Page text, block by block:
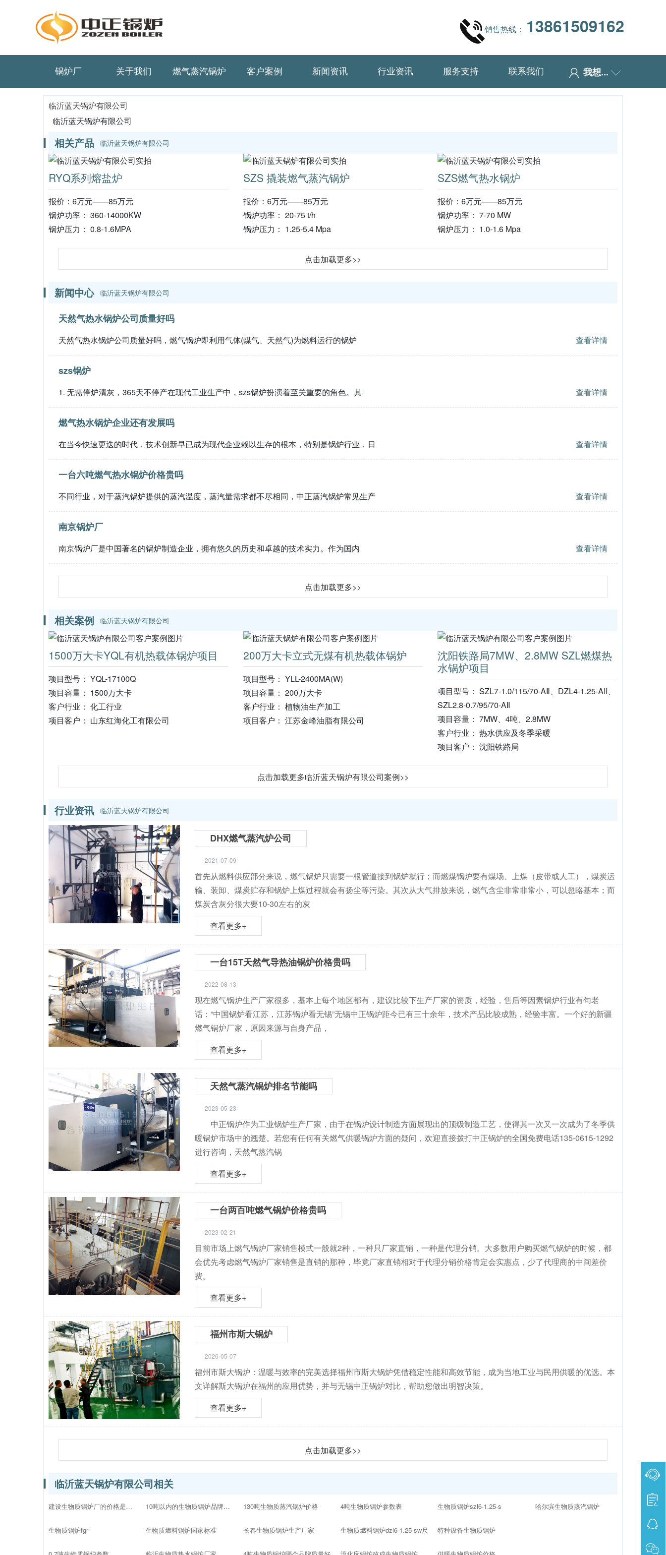
销售热线： 13861509162
锅炉厂 关于我们 燃气蒸汽锅炉 客户案例 新闻资讯 行业资讯 服务支持 联系我们 我想...
临沂蓝天锅炉有限公司
临沂蓝天锅炉有限公司
相关产品 临沂蓝天锅炉有限公司
RYQ系列熔盐炉
报价：6万元——85万元
锅炉功率： 360-14000KW
锅炉压力： 0.8-1.6MPA
SZS 撬装燃气蒸汽锅炉
报价：6万元——85万元
锅炉功率： 20-75 t/h
锅炉压力： 1.25-5.4 Mpa
SZS燃气热水锅炉
报价：6万元——85万元
锅炉功率： 7-70 MW
锅炉压力： 1.0-1.6 Mpa
点击加载更多>>
新闻中心 临沂蓝天锅炉有限公司
天然气热水锅炉公司质量好吗
天然气热水锅炉公司质量好吗，燃气锅炉即利用气体(煤气、天然气)为燃料运行的锅炉 查看详情
szs锅炉
1. 无需停炉清灰，365天不停产在现代工业生产中，szs锅炉扮演着至关重要的角色。其 查看详情
燃气热水锅炉企业还有发展吗
在当今快速更迭的时代，技术创新早已成为现代企业赖以生存的根本，特别是锅炉行业，日 查看详情
一台六吨燃气热水锅炉价格贵吗
不同行业，对于蒸汽锅炉提供的蒸汽温度，蒸汽量需求都不尽相同，中正蒸汽锅炉常见生产 查看详情
南京锅炉厂
南京锅炉厂是中国著名的锅炉制造企业，拥有悠久的历史和卓越的技术实力。作为国内 查看详情
点击加载更多>>
相关案例 临沂蓝天锅炉有限公司
1500万大卡YQL有机热载体锅炉项目
项目型号： YQL-17100Q
项目容量： 1500万大卡
客户行业： 化工行业
项目客户： 山东红海化工有限公司
200万大卡立式无煤有机热载体锅炉
项目型号： YLL-2400MA(W)
项目容量： 200万大卡
客户行业： 植物油生产加工
项目客户： 江苏金峰油脂有限公司
沈阳铁路局7MW、2.8MW SZL燃煤热
水锅炉项目
项目型号： SZL7-1.0/115/70-AⅡ、DZL4-1.25-AII、
SZL2.8-0.7/95/70-AⅡ
项目容量： 7MW、4吨、2.8MW
客户行业： 热水供应及冬季采暖
项目客户： 沈阳铁路局
点击加载更多临沂蓝天锅炉有限公司案例>>
行业资讯 临沂蓝天锅炉有限公司
DHX燃气蒸汽炉公司
2021-07-09
首先从燃料供应部分来说，燃气锅炉只需要一根管道接到锅炉就行；而燃煤锅炉要有煤场、上煤（皮带或人工），煤炭运
输、装卸、煤炭贮存和锅炉上煤过程就会有扬尘等污染。其次从大气排放来说，燃气含尘非常非常小，可以忽略基本；而
煤炭含灰分很大要10-30左右的灰
查看更多+
一台15T天然气导热油锅炉价格贵吗
2022-08-13
现在燃气锅炉生产厂家很多，基本上每个地区都有，建议比较下生产厂家的资质，经验，售后等因素锅炉行业有句老
话：“中国锅炉看江苏，江苏锅炉看无锡”无锡中正锅炉距今已有三十余年，技术产品比较成熟，经验丰富。一个好的新疆
燃气锅炉厂家，原因来源与自身产品，
查看更多+
天然气蒸汽锅炉排名节能吗
2023-05-23
中正锅炉作为工业锅炉生产厂家，由于在锅炉设计制造方面展现出的顶级制造工艺，使得其一次又一次成为了冬季供
暖锅炉市场中的翘楚。若您有任何有关燃气供暖锅炉方面的疑问，欢迎直接拨打中正锅炉的全国免费电话135-0615-1292
进行咨询，天然气蒸汽锅
查看更多+
一台两百吨燃气锅炉价格贵吗
2023-02-21
目前市场上燃气锅炉厂家销售模式一般就2种，一种只厂家直销，一种是代理分销。大多数用户购买燃气锅炉的时候，都
会优先考虑燃气锅炉厂家销售是直销的那种，毕竟厂家直销相对于代理分销价格肯定会实惠点，少了代理商的中间差价
费。
查看更多+
福州市斯大锅炉
2026-05-07
福州市斯大锅炉：温暖与效率的完美选择福州市斯大锅炉凭借稳定性能和高效节能，成为当地工业与民用供暖的优选。本
文详解斯大锅炉在福州的应用优势，并与无锡中正锅炉对比，帮助您做出明智决策。
查看更多+
点击加载更多>>
临沂蓝天锅炉有限公司相关
建设生物质锅炉厂的价格是多少
生物质锅炉fgr
10吨以内的生物质锅炉品牌十大排名
生物质燃料锅炉国家标准
130吨生物质蒸汽锅炉价格
长春生物质锅炉生产厂家
4吨生物质锅炉参数表
生物质燃料锅炉dzl6-1.25-sw尺
生物质锅炉szl6-1.25-s
特种设备生物质锅炉
哈尔滨生物质蒸汽锅炉